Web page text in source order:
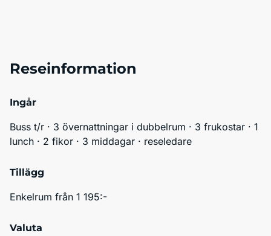
Reseinformation
Ingår
Buss t/r · 3 övernattningar i dubbelrum · 3 frukostar · 1
lunch · 2 fikor · 3 middagar · reseledare
Tillägg
Enkelrum från 1 195:-
Valuta